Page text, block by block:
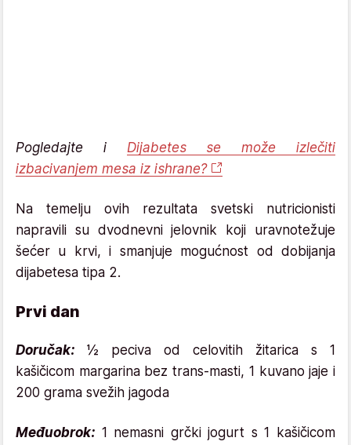
Pogledajte i Dijabetes se može izlečiti
izbacivanjem mesa iz ishrane?
Na temelju ovih rezultata svetski nutricionisti
napravili su dvodnevni jelovnik koji uravnotežuje
šećer u krvi, i smanjuje mogućnost od dobijanja
dijabetesa tipa 2.
Prvi dan
Doručak: ½ peciva od celovitih žitarica s 1
kašičicom margarina bez trans-masti, 1 kuvano jaje i
200 grama svežih jagoda
Međuobrok: 1 nemasni grčki jogurt s 1 kašičicom